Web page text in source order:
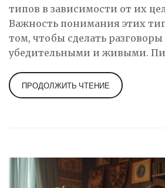
типов в зависимости от их
Важность понимания этих
том, чтобы сделать разговоры
убедительными и живыми.
подчеркнуть характеры или
через диалог. Знание типов
использованию.
ПРОДОЛЖИТЬ ЧТЕНИЕ